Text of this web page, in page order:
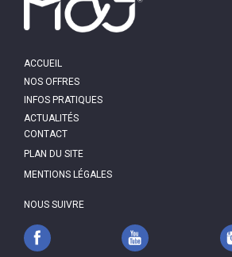
MAIN
ACCUEIL
NOS OFFRES
INFOS PRATIQUES
ACTUALITÉS
PIED
DE
PAGE
CONTACT
PLAN DU SITE
MENTIONS LÉGALES
NOUS SUIVRE